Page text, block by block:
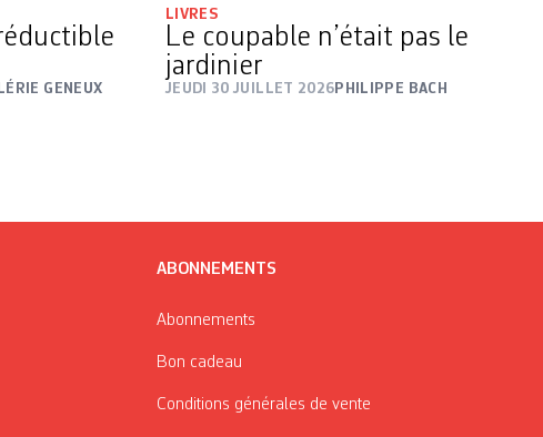
GENEUX
LIVRES
Le coupable n’était pas le
jardinier
JEUDI 30 JUILLET 2026 PHILIPPE BACH
ABONNEMENTS
Abonnements
Bon cadeau
Conditions générales de vente